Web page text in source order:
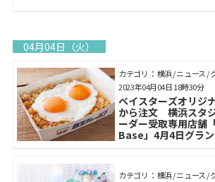
04月04日（火）
カテゴリ： 横浜 / ニュース /
ベイスターズオリジ
から注文 横浜スタ
ーダー受取専用店舗
Base」4月4日グラ
2023年04月04日 18時30分
カテゴリ： 横浜 / ニュース /